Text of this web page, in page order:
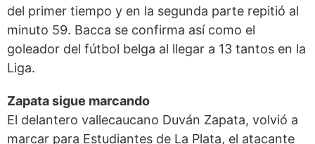
del primer tiempo y en la segunda parte repitió al
minuto 59. Bacca se confirma así como el
goleador del fútbol belga al llegar a 13 tantos en la
Liga.
Zapata sigue marcando
El delantero vallecaucano Duván Zapata, volvió a
marcar para Estudiantes de La Plata, el atacante